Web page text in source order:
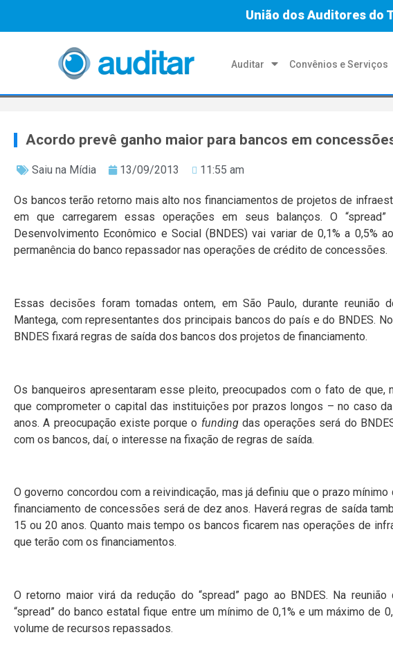
União dos Auditores do
Auditar Convênios e Serviços
Acordo prevê ganho maior para bancos em
Saiu na Mídia 13/09/2013 11:55 am
Os bancos terão retorno mais alto nos financiamentos de projetos de
em que carregarem essas operações em seus balanços. O
Desenvolvimento Econômico e Social (BNDES) vai variar de 0,1% a 0,5%
permanência do banco repassador nas operações de crédito de concessões.
Essas decisões foram tomadas ontem, em São Paulo, durante reunião
Mantega, com representantes dos principais bancos do país e do BNDES.
BNDES fixará regras de saída dos bancos dos projetos de financiamento.
Os banqueiros apresentaram esse pleito, preocupados com o fato de que,
que comprometer o capital das instituições por prazos longos – no caso
anos. A preocupação existe porque o fundingdas operações será do
com os bancos, daí, o interesse na fixação de regras de saída.
O governo concordou com a reivindicação, mas já definiu que o prazo
financiamento de concessões será de dez anos. Haverá regras de saída
15 ou 20 anos. Quanto mais tempo os bancos ficarem nas operações de
que terão com os financiamentos.
O retorno maior virá da redução do “spread” pago ao BNDES. Na
“spread” do banco estatal fique entre um mínimo de 0,1% e um máximo de
volume de recursos repassados.